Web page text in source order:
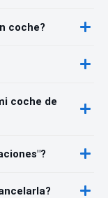
coche?
coche de